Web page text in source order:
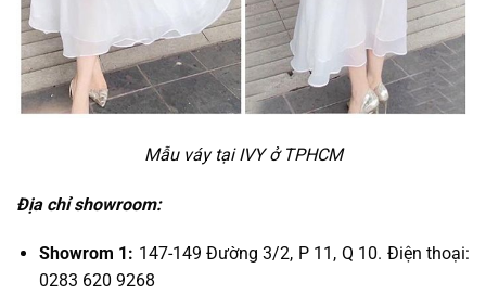
Mẫu váy tại IVY ở TPHCM
Địa chỉ showroom:
Showrom 1: 147-149 Đường 3/2, P 11, Q 10. Điện thoại:
0283 620 9268